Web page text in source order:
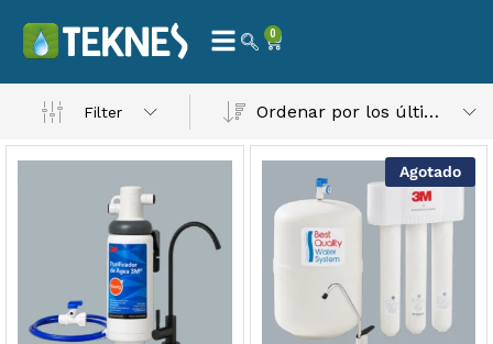
0
Filter Ordenar por los últimos
Agotado
– Máxima Calidad En Filtración
3,900.00
al carrito